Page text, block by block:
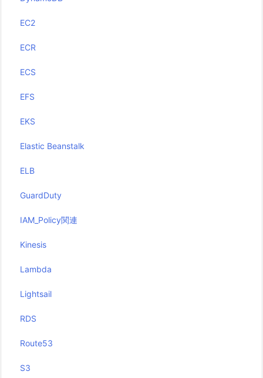
EC2
ECR
ECS
EFS
EKS
Elastic Beanstalk
ELB
GuardDuty
IAM_Policy関連
Kinesis
Lambda
Lightsail
RDS
Route53
S3